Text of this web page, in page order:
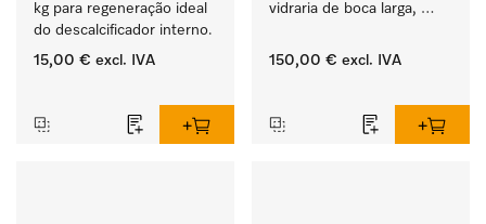
kg para regeneração ideal
do descalcificador interno.
15,00 € excl. IVA
vidraria de boca larga,
150,00 € excl. IVA